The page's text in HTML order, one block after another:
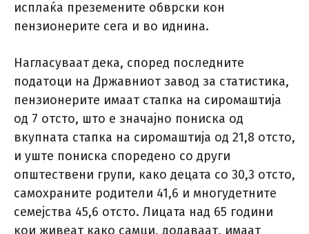
исплаќа преземените обврски кон
пензионерите сега и во иднина.
Нагласуваат дека, според последните
податоци на Државниот завод за статистика,
пензионерите имаат стапка на сиромаштија
од 7 отсто, што е значајно пониска од
вкупната стапка на сиромаштија од 21,8 отсто,
и уште пониска споредено со други
општествени групи, како децата со 30,3 отсто,
самохраните родители 41,6 и многудетните
семејства 45,6 отсто. Лицата над 65 години
кои живеат како самци, додаваат, имаат